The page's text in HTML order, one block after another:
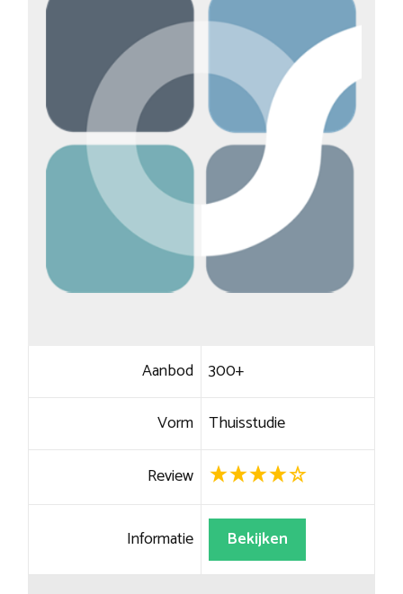
Aanbod 300+
Vorm Thuisstudie
Review
Informatie Bekijken